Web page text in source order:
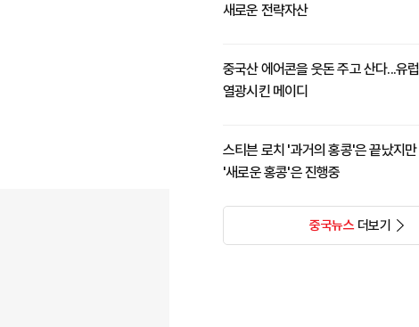
새로운 전략자산
중국산 에어콘을 웃돈 주고 산다...유럽
열광시킨 메이디
스티븐 로치 '과거의 홍콩'은 끝났지만
'새로운 홍콩'은 진행중
중국뉴스더보기